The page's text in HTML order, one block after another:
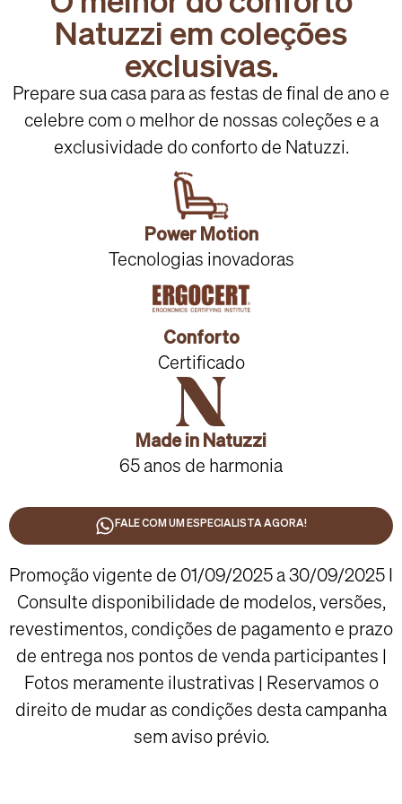
Natuzzi em coleções
exclusivas.
Prepare sua casa para as festas de final de ano e
celebre com o melhor de nossas coleções e a
exclusividade do conforto de Natuzzi.
Power Motion
Tecnologias inovadoras
Conforto
Certificado
Made in Natuzzi
65 anos de harmonia
FALE COM UM ESPECIALISTA AGORA!
Promoção vigente de 01/09/2025 a 30/09/2025 I
Consulte disponibilidade de modelos, versões,
revestimentos, condições de pagamento e prazo
de entrega nos pontos de venda participantes |
Fotos meramente ilustrativas | Reservamos o
direito de mudar as condições desta campanha
sem aviso prévio.